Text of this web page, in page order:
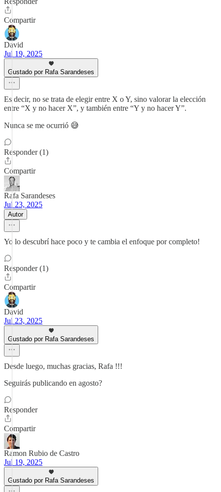
Compartir
David
Jul 19, 2025
Gustado por Rafa Sarandeses
Es decir, no se trata de elegir entre X o Y, sino valorar la elección
entre “X y no hacer X”, y también entre “Y y no hacer Y”.
Nunca se me ocurrió 😅
Responder (1)
Compartir
Rafa Sarandeses
Jul 23, 2025
Autor
Yo lo descubrí hace poco y te cambia el enfoque por completo!
Responder (1)
Compartir
David
Jul 23, 2025
Gustado por Rafa Sarandeses
Desde luego, muchas gracias, Rafa !!!
Seguirás publicando en agosto?
Responder
Compartir
Ramon Rubio de Castro
Jul 19, 2025
Gustado por Rafa Sarandeses